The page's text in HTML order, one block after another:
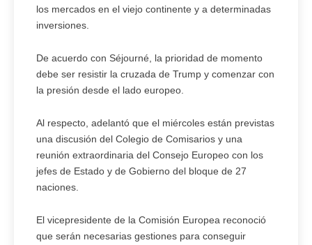
los mercados en el viejo continente y a determinadas
inversiones.
De acuerdo con Séjourné, la prioridad de momento
debe ser resistir la cruzada de Trump y comenzar con
la presión desde el lado europeo.
Al respecto, adelantó que el miércoles están previstas
una discusión del Colegio de Comisarios y una
reunión extraordinaria del Consejo Europeo con los
jefes de Estado y de Gobierno del bloque de 27
naciones.
El vicepresidente de la Comisión Europea reconoció
que serán necesarias gestiones para conseguir